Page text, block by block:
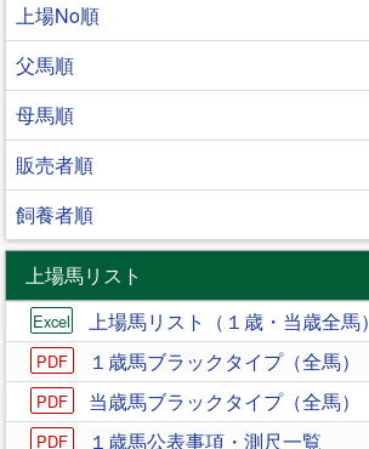
上場No順
父馬順
母馬順
販売者順
飼養者順
上場馬リスト
上場馬リスト（１歳・当歳全馬）
１歳馬ブラックタイプ（全馬）
当歳馬ブラックタイプ（全馬）
１歳馬公表事項・測尺一覧